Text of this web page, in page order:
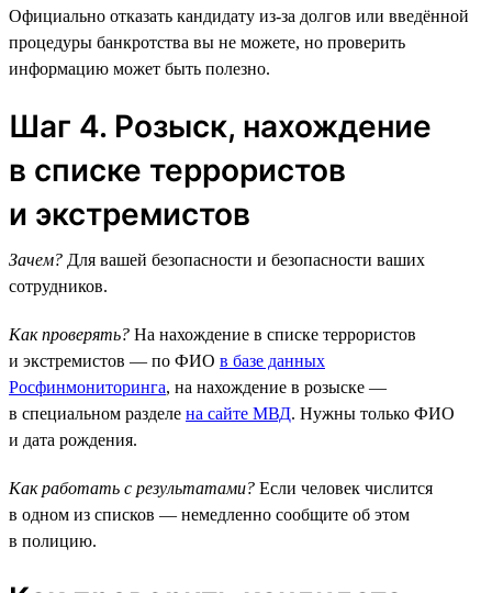
Официально отказать кандидату из-за долгов или введённой
процедуры банкротства вы не можете, но проверить
информацию может быть полезно.
Шаг 4. Розыск, нахождение
в списке террористов
и экстремистов
Зачем? Для вашей безопасности и безопасности ваших
сотрудников.
Как проверять? На нахождение в списке террористов
и экстремистов — по ФИО в базе данных
Росфинмониторинга, на нахождение в розыске —
в специальном разделе на сайте МВД. Нужны только ФИО
и дата рождения.
Как работать с результатами? Если человек числится
в одном из списков — немедленно сообщите об этом
в полицию.